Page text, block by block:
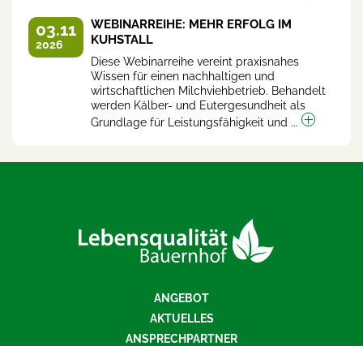
03.11
2026
WEBINARREIHE: MEHR ERFOLG IM
KUHSTALL
Diese Webinarreihe vereint praxisnahes
Wissen für einen nachhaltigen und
wirtschaftlichen Milchviehbetrieb. Behandelt
werden Kälber- und Eutergesundheit als
Grundlage für Leistungsfähigkeit und ...
ANGEBOT
AKTUELLES
ANSPRECHPARTNER